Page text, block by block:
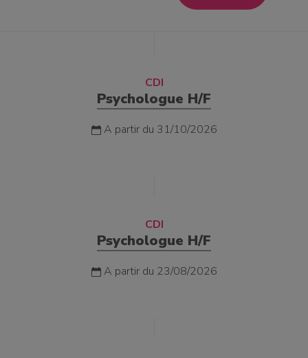
CDI
Psychologue H/F
A partir du 31/10/2026
CDI
Psychologue H/F
A partir du 23/08/2026